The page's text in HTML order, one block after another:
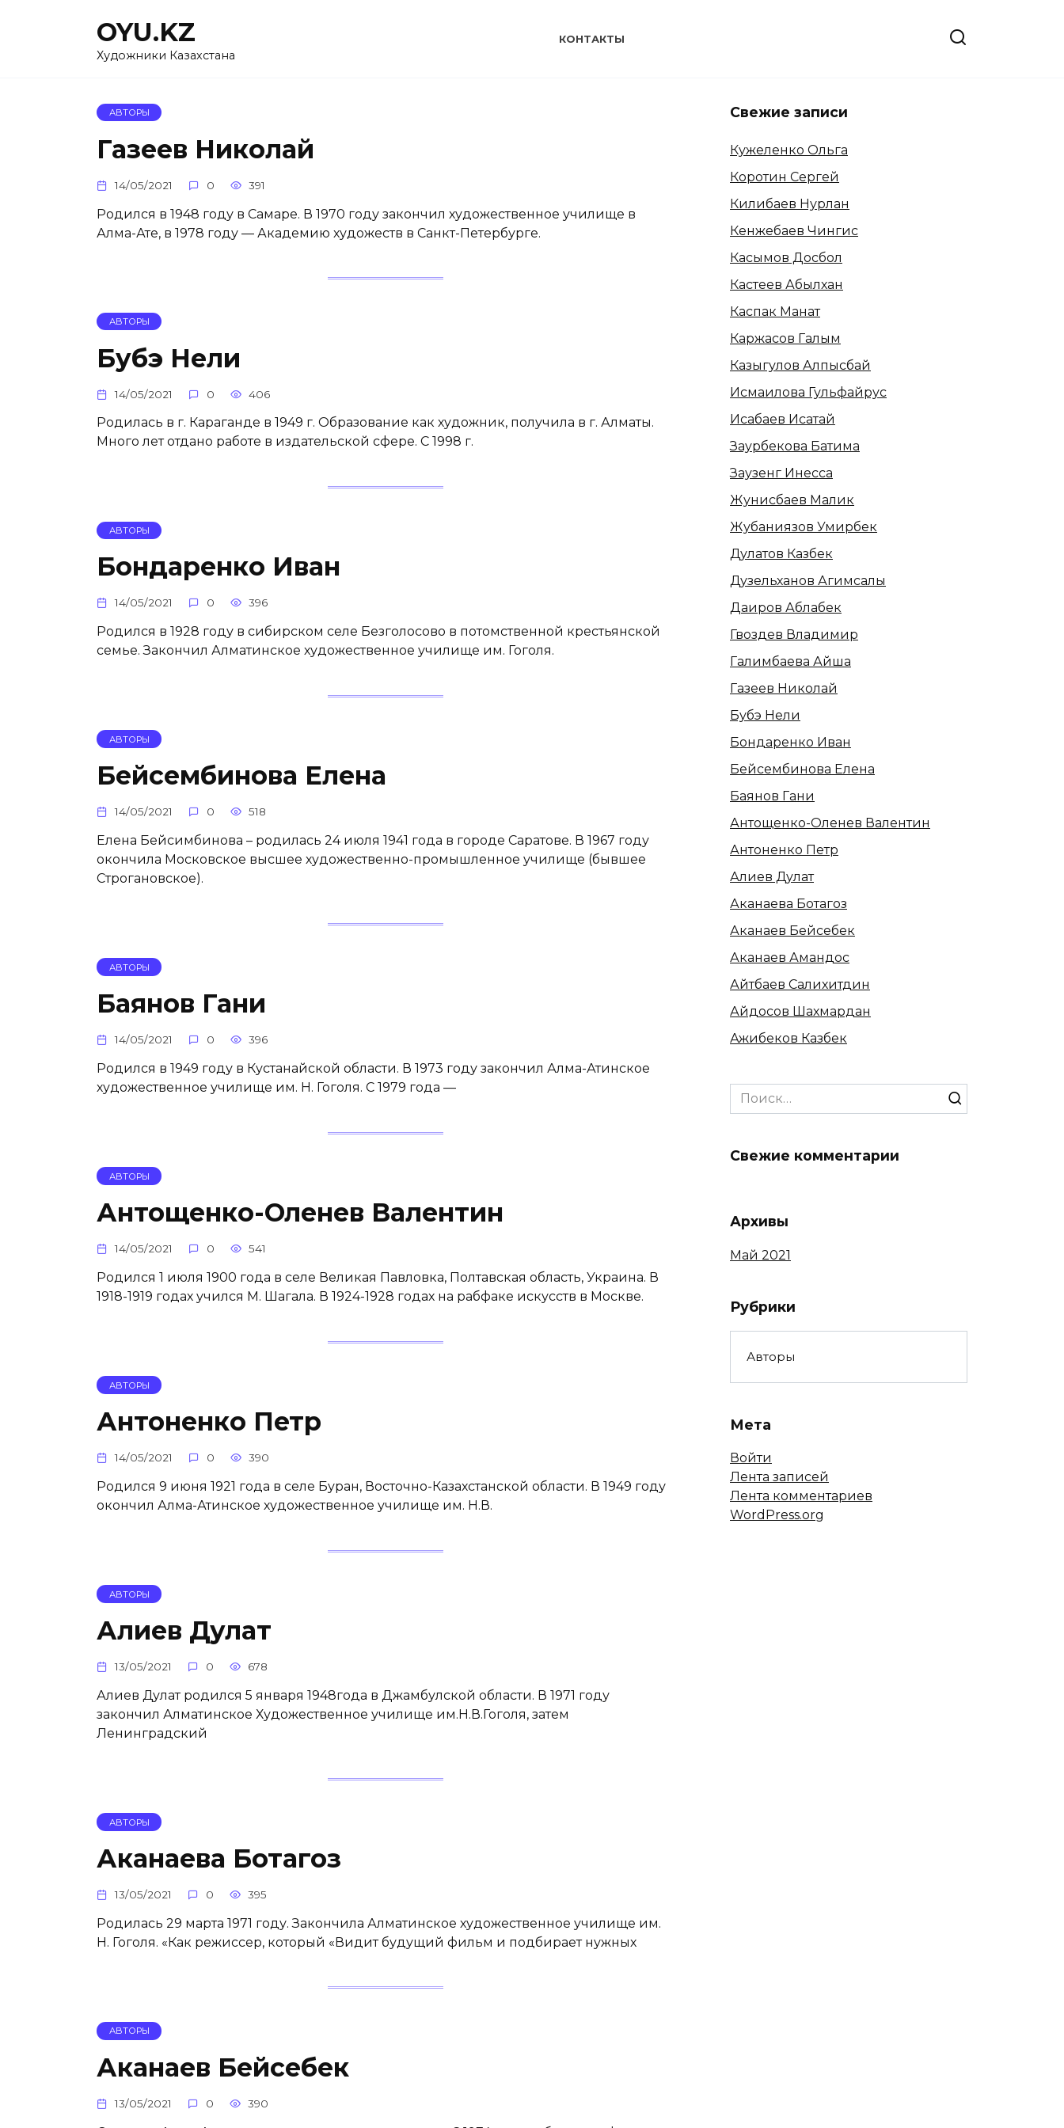
OYU.KZ
Художники Казахстана
КОНТАКТЫ
АВТОРЫ
Газеев Николай
14/05/2021 0 391
Родился в 1948 году в Самаре. В 1970 году закончил художественное училище в
Алма-Ате, в 1978 году — Академию художеств в Санкт-Петербурге.
АВТОРЫ
Бубэ Нели
14/05/2021 0 406
Родилась в г. Караганде в 1949 г. Образование как художник, получила в г. Алматы.
Много лет отдано работе в издательской сфере. С 1998 г.
АВТОРЫ
Бондаренко Иван
14/05/2021 0 396
Родился в 1928 году в сибирском селе Безголосово в потомственной крестьянской
семье. Закончил Алматинское художественное училище им. Гоголя.
АВТОРЫ
Бейсембинова Елена
14/05/2021 0 518
Елена Бейсимбинова – родилась 24 июля 1941 года в городе Саратове. В 1967 году
окончила Московское высшее художественно-промышленное училище (бывшее
Строгановское).
АВТОРЫ
Баянов Гани
14/05/2021 0 396
Родился в 1949 году в Кустанайской области. В 1973 году закончил Алма-Атинское
художественное училище им. Н. Гоголя. С 1979 года —
АВТОРЫ
Антощенко-Оленев Валентин
14/05/2021 0 541
Родился 1 июля 1900 года в селе Великая Павловка, Полтавская область, Украина. В
1918-1919 годах учился М. Шагала. В 1924-1928 годах на рабфаке искусств в Москве.
АВТОРЫ
Антоненко Петр
14/05/2021 0 390
Родился 9 июня 1921 года в селе Буран, Восточно-Казахстанской области. В 1949 году
окончил Алма-Атинское художественное училище им. Н.В.
АВТОРЫ
Алиев Дулат
13/05/2021 0 678
Алиев Дулат родился 5 января 1948года в Джамбулской области. В 1971 году
закончил Алматинское Художественное училище им.Н.В.Гоголя, затем
Ленинградский
АВТОРЫ
Аканаева Ботагоз
13/05/2021 0 395
Родилась 29 марта 1971 году. Закончила Алматинское художественное училище им.
Н. Гоголя. «Как режиссер, который «Видит будущий фильм и подбирает нужных
АВТОРЫ
Аканаев Бейсебек
13/05/2021 0 390
Свежие записи
Кужеленко Ольга
Коротин Сергей
Килибаев Нурлан
Кенжебаев Чингис
Касымов Досбол
Кастеев Абылхан
Каспак Манат
Каржасов Галым
Казыгулов Алпысбай
Исмаилова Гульфайрус
Исабаев Исатай
Заурбекова Батима
Заузенг Инесса
Жунисбаев Малик
Жубаниязов Умирбек
Дулатов Казбек
Дузельханов Агимсалы
Даиров Аблабек
Гвоздев Владимир
Галимбаева Айша
Газеев Николай
Бубэ Нели
Бондаренко Иван
Бейсембинова Елена
Баянов Гани
Антощенко-Оленев Валентин
Антоненко Петр
Алиев Дулат
Аканаева Ботагоз
Аканаев Бейсебек
Аканаев Амандос
Айтбаев Салихитдин
Айдосов Шахмардан
Ажибеков Казбек
Search
for:
Свежие комментарии
Архивы
Май 2021
Рубрики
Авторы
Мета
Войти
Лента записей
Лента комментариев
WordPress.org